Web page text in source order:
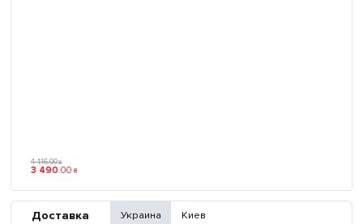
4 116.00 ₴
3 490.00 ₴
Доставка Украина Киев